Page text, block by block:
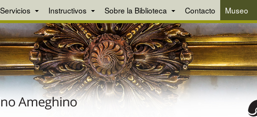
Servicios Instructivos Sobre la Biblioteca Contacto Museo